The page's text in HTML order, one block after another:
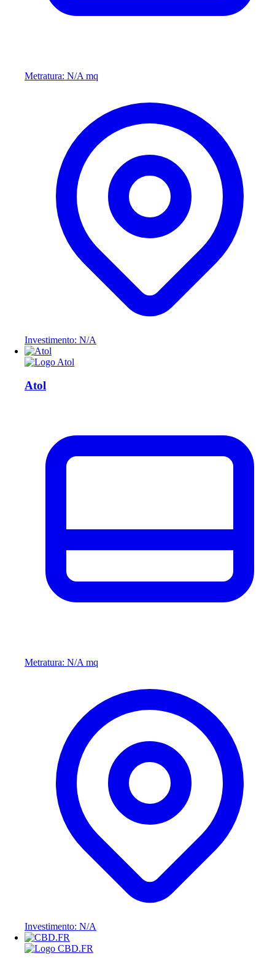
Metratura: N/A mq
Investimento: N/A
Atol
Metratura: N/A mq
Investimento: N/A